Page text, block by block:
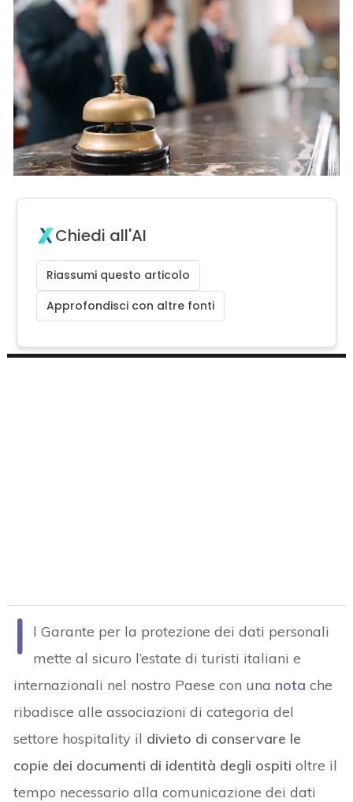
Chiedi all'AI
Riassumi questo articolo
Approfondisci con altre fonti
I
l Garante per la protezione dei dati personali
mette al sicuro l’estate di turisti italiani e
internazionali nel nostro Paese con una nota che
ribadisce alle associazioni di categoria del
settore hospitality il divieto di conservare le
copie dei documenti di identità degli ospiti oltre il
tempo necessario alla comunicazione dei dati